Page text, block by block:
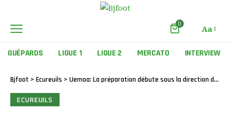
0 Aa
GUÉPARDS LIGUE 1 LIGUE 2 MERCATO INTERVIEW
Bjfoot > Ecureuils > Uemoa: La préparation débute sous la direction d’Alohoutadé
ECUREUILS